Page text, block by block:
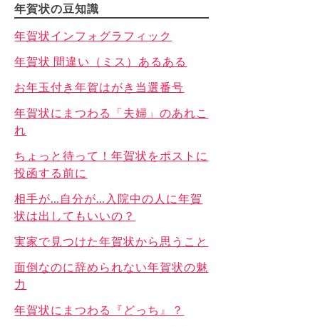
年賀状の豆知識
年賀状インフォグラフィック
年賀状 間違い（ミス）あるある
お年玉付き年賀はがき当選番号
年賀状にまつわる「夫婦」のあれこ
れ
ちょっと待って！年賀状をポストに
投函する前に
相手が…自分が…入院中の人に年賀
状は出してもいいの？
実家で見つけた年賀状から思うこと
面倒なのに辞められない年賀状の魅
力
年賀状にまつわる『どっち』？